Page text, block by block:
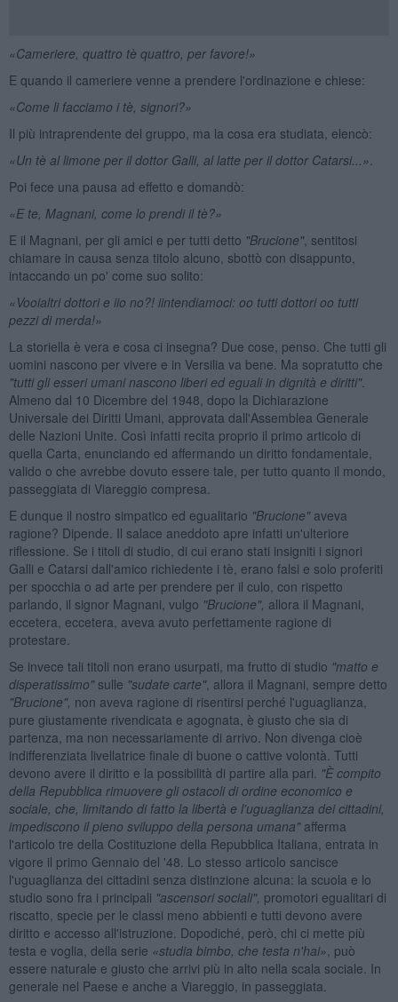
«Cameriere, quattro tè quattro, per favore!»
E quando il cameriere venne a prendere l'ordinazione e chiese:
«Come li facciamo i tè , signori?»
Il più intraprendente del gruppo, ma la cosa era studiata, elencò:
«Un tè al limone per il dottor Galli, al latte per il dottor Catarsi...»
Poi fece una pausa ad effetto e domandò:
«E te, Magnani, come lo prendi il tè?»
E il Magnani, per gli amici e per tutti detto "Brucione", sentitosi
chiamare in causa senza titolo alcuno, sbottò con disappunto,
intaccando un po' come suo solito:
«Vooialtri dottori e iio no?! iintendiamoci: oo tutti dottori oo tutti
pezzi di merda!»
La storiella è vera e cosa ci insegna? Due cose, penso. Che tutti gli
uomini nascono per vivere e in Versilia va bene. Ma sopratutto che
"tutti gli esseri umani nascono liberi ed eguali in dignità e diritti".
Almeno dal 10 Dicembre del 1948, dopo la Dichiarazione
Universale dei Diritti Umani, approvata dall'Assemblea Generale
delle Nazioni Unite. Così infatti recita proprio il primo articolo di
quella Carta, enunciando ed affermando un diritto fondamentale,
valido o che avrebbe dovuto essere tale, per tutto quanto il mondo,
passeggiata di Viareggio compresa.
E dunque il nostro simpatico ed egualitario "Brucione"aveva
ragione? Dipende. Il salace aneddoto apre infatti un'ulteriore
riflessione. Se i titoli di studio, di cui erano stati insigniti i signori
Galli e Catarsi dall'amico richiedente i tè, erano falsi e solo proferiti
per spocchia o ad arte per prendere per il culo, con rispetto
parlando, il signor Magnani, vulgo "Brucione", allora il Magnani,
eccetera, eccetera, aveva avuto perfettamente ragione di
protestare.
Se invece tali titoli non erano usurpati, ma frutto di studio "matto e
disperatissimo"sulle "sudate carte", allora il Magnani, sempre detto
"Brucione", non aveva ragione di risentirsi perché l'uguaglianza,
pure giustamente rivendicata e agognata, è giusto che sia di
partenza, ma non necessariamente di arrivo. Non divenga cioè
indifferenziata livellatrice finale di buone o cattive volontà. Tutti
devono avere il diritto e la possibilità di partire alla pari. "È compito
della Repubblica rimuovere gli ostacoli di ordine economico e
sociale, che, limitando di fatto la libertà e l'uguaglianza dei cittadini,
impediscono il pieno sviluppo della persona umana"afferma
l'articolo tre della Costituzione della Repubblica Italiana, entrata in
vigore il primo Gennaio del '48. Lo stesso articolo sancisce
l'uguaglianza dei cittadini senza distinzione alcuna: la scuola e lo
studio sono fra i principali "ascensori sociali", promotori egualitari di
riscatto, specie per le classi meno abbienti e tutti devono avere
diritto e accesso all'istruzione. Dopodiché, però, chi ci mette più
testa e voglia, della serie «studia bimbo, che testa n'hai» , può
essere naturale e giusto che arrivi più in alto nella scala sociale. In
generale nel Paese e anche a Viareggio, in passeggiata.